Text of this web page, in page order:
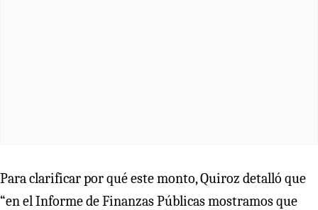
Para clarificar por qué este monto, Quiroz detalló que
“en el Informe de Finanzas Públicas mostramos que